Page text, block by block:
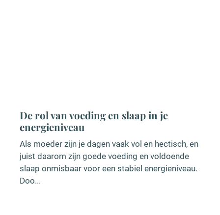
slaap in je
vol en hectisch, en
en voldoende
energieniveau.
De voordelen van het
Tegenwoordig is het bijna
dag door te brengen zonder
van een smartphone, tablet of